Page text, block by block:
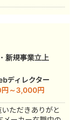
にご利用くださ
mtg/
フィールをご覧
ざいます！ 私自
界で10年、複数
現場で働いてお
前半に独学で始
ジネスで独立し
イトの経験を掛
新規事業立上
ディレクター
～3,000円
ただきありがと